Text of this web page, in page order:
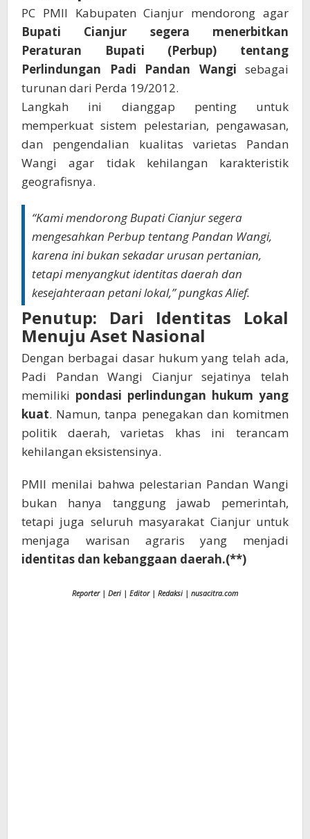
PC PMII Kabupaten Cianjur mendorong agar
Bupati Cianjur segera menerbitkan
Peraturan Bupati (Perbup) tentang
Perlindungan Padi Pandan Wangi sebagai
turunan dari Perda 19/2012.
Langkah ini dianggap penting untuk
memperkuat sistem pelestarian, pengawasan,
dan pengendalian kualitas varietas Pandan
Wangi agar tidak kehilangan karakteristik
geografisnya.
“Kami mendorong Bupati Cianjur segera
mengesahkan Perbup tentang Pandan Wangi,
karena ini bukan sekadar urusan pertanian,
tetapi menyangkut identitas daerah dan
kesejahteraan petani lokal,” pungkas Alief.
Penutup: Dari Identitas Lokal
Menuju Aset Nasional
Dengan berbagai dasar hukum yang telah ada,
Padi Pandan Wangi Cianjur sejatinya telah
memiliki pondasi perlindungan hukum yang
kuat. Namun, tanpa penegakan dan komitmen
politik daerah, varietas khas ini terancam
kehilangan eksistensinya.
PMII menilai bahwa pelestarian Pandan Wangi
bukan hanya tanggung jawab pemerintah,
tetapi juga seluruh masyarakat Cianjur untuk
menjaga warisan agraris yang menjadi
identitas dan kebanggaan daerah.(**)
Reporter | Deri | Editor | Redaksi | nusacitra.com